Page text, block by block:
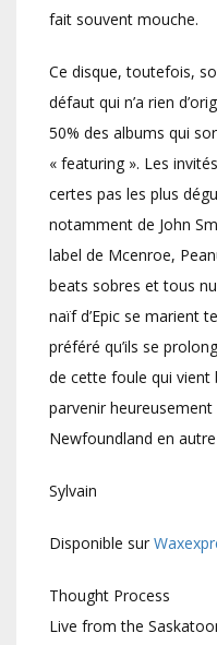
fait souvent mouche.
Ce disque, toutefois,
défaut qui n’a rien
50% des albums qui
« featuring ». Les
certes pas les plus
notamment de John
label de Mcenroe,
beats sobres et tous
naïf d’Epic se marient
préféré qu’ils se
de cette foule qui vient
parvenir
Newfoundland en
Sylvain
Disponible sur
Thought Process
Live from the